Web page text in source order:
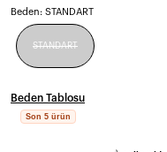
Beden: STANDART
STANDART
Beden Tablosu
Son 5 ürün